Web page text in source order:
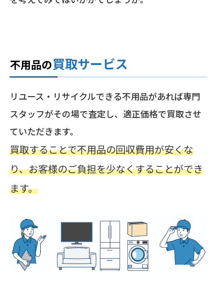
不用品の買取サービス
リユース・リサイクルできる不用品があれば専門
スタッフがその場で査定し、適正価格で買取させ
ていただきます。
買取することで不用品の回収費用が安くな
り、お客様のご負担を少なくすることができ
ます。